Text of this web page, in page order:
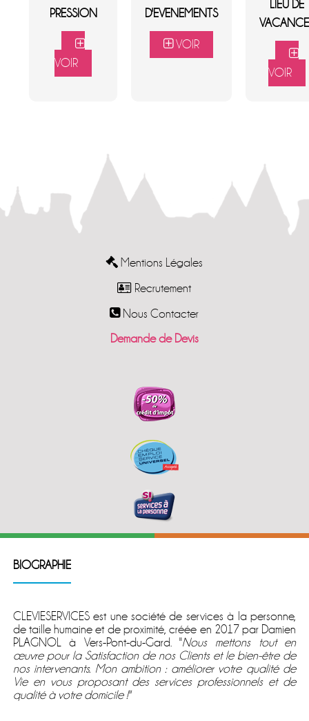
PRESSION
VOIR
D'EVENEMENTS
VOIR
LIEU DE
VOIR
Mentions Légales
Recrutement
Nous Contacter
Demande de Devis
BIOGRAPHIE
CLEVIESERVICES est une société de services à la personne,
de taille humaine et de proximité, créée en 2017 par Damien
PLAGNOL à Vers-Pont-du-Gard. ''Nous mettons tout en
œuvre pour la Satisfaction de nos Clients et le bien-être de
nos intervenants. Mon ambition : améliorer votre qualité de
Vie en vous proposant des services professionnels et de
qualité à votre domicile !''